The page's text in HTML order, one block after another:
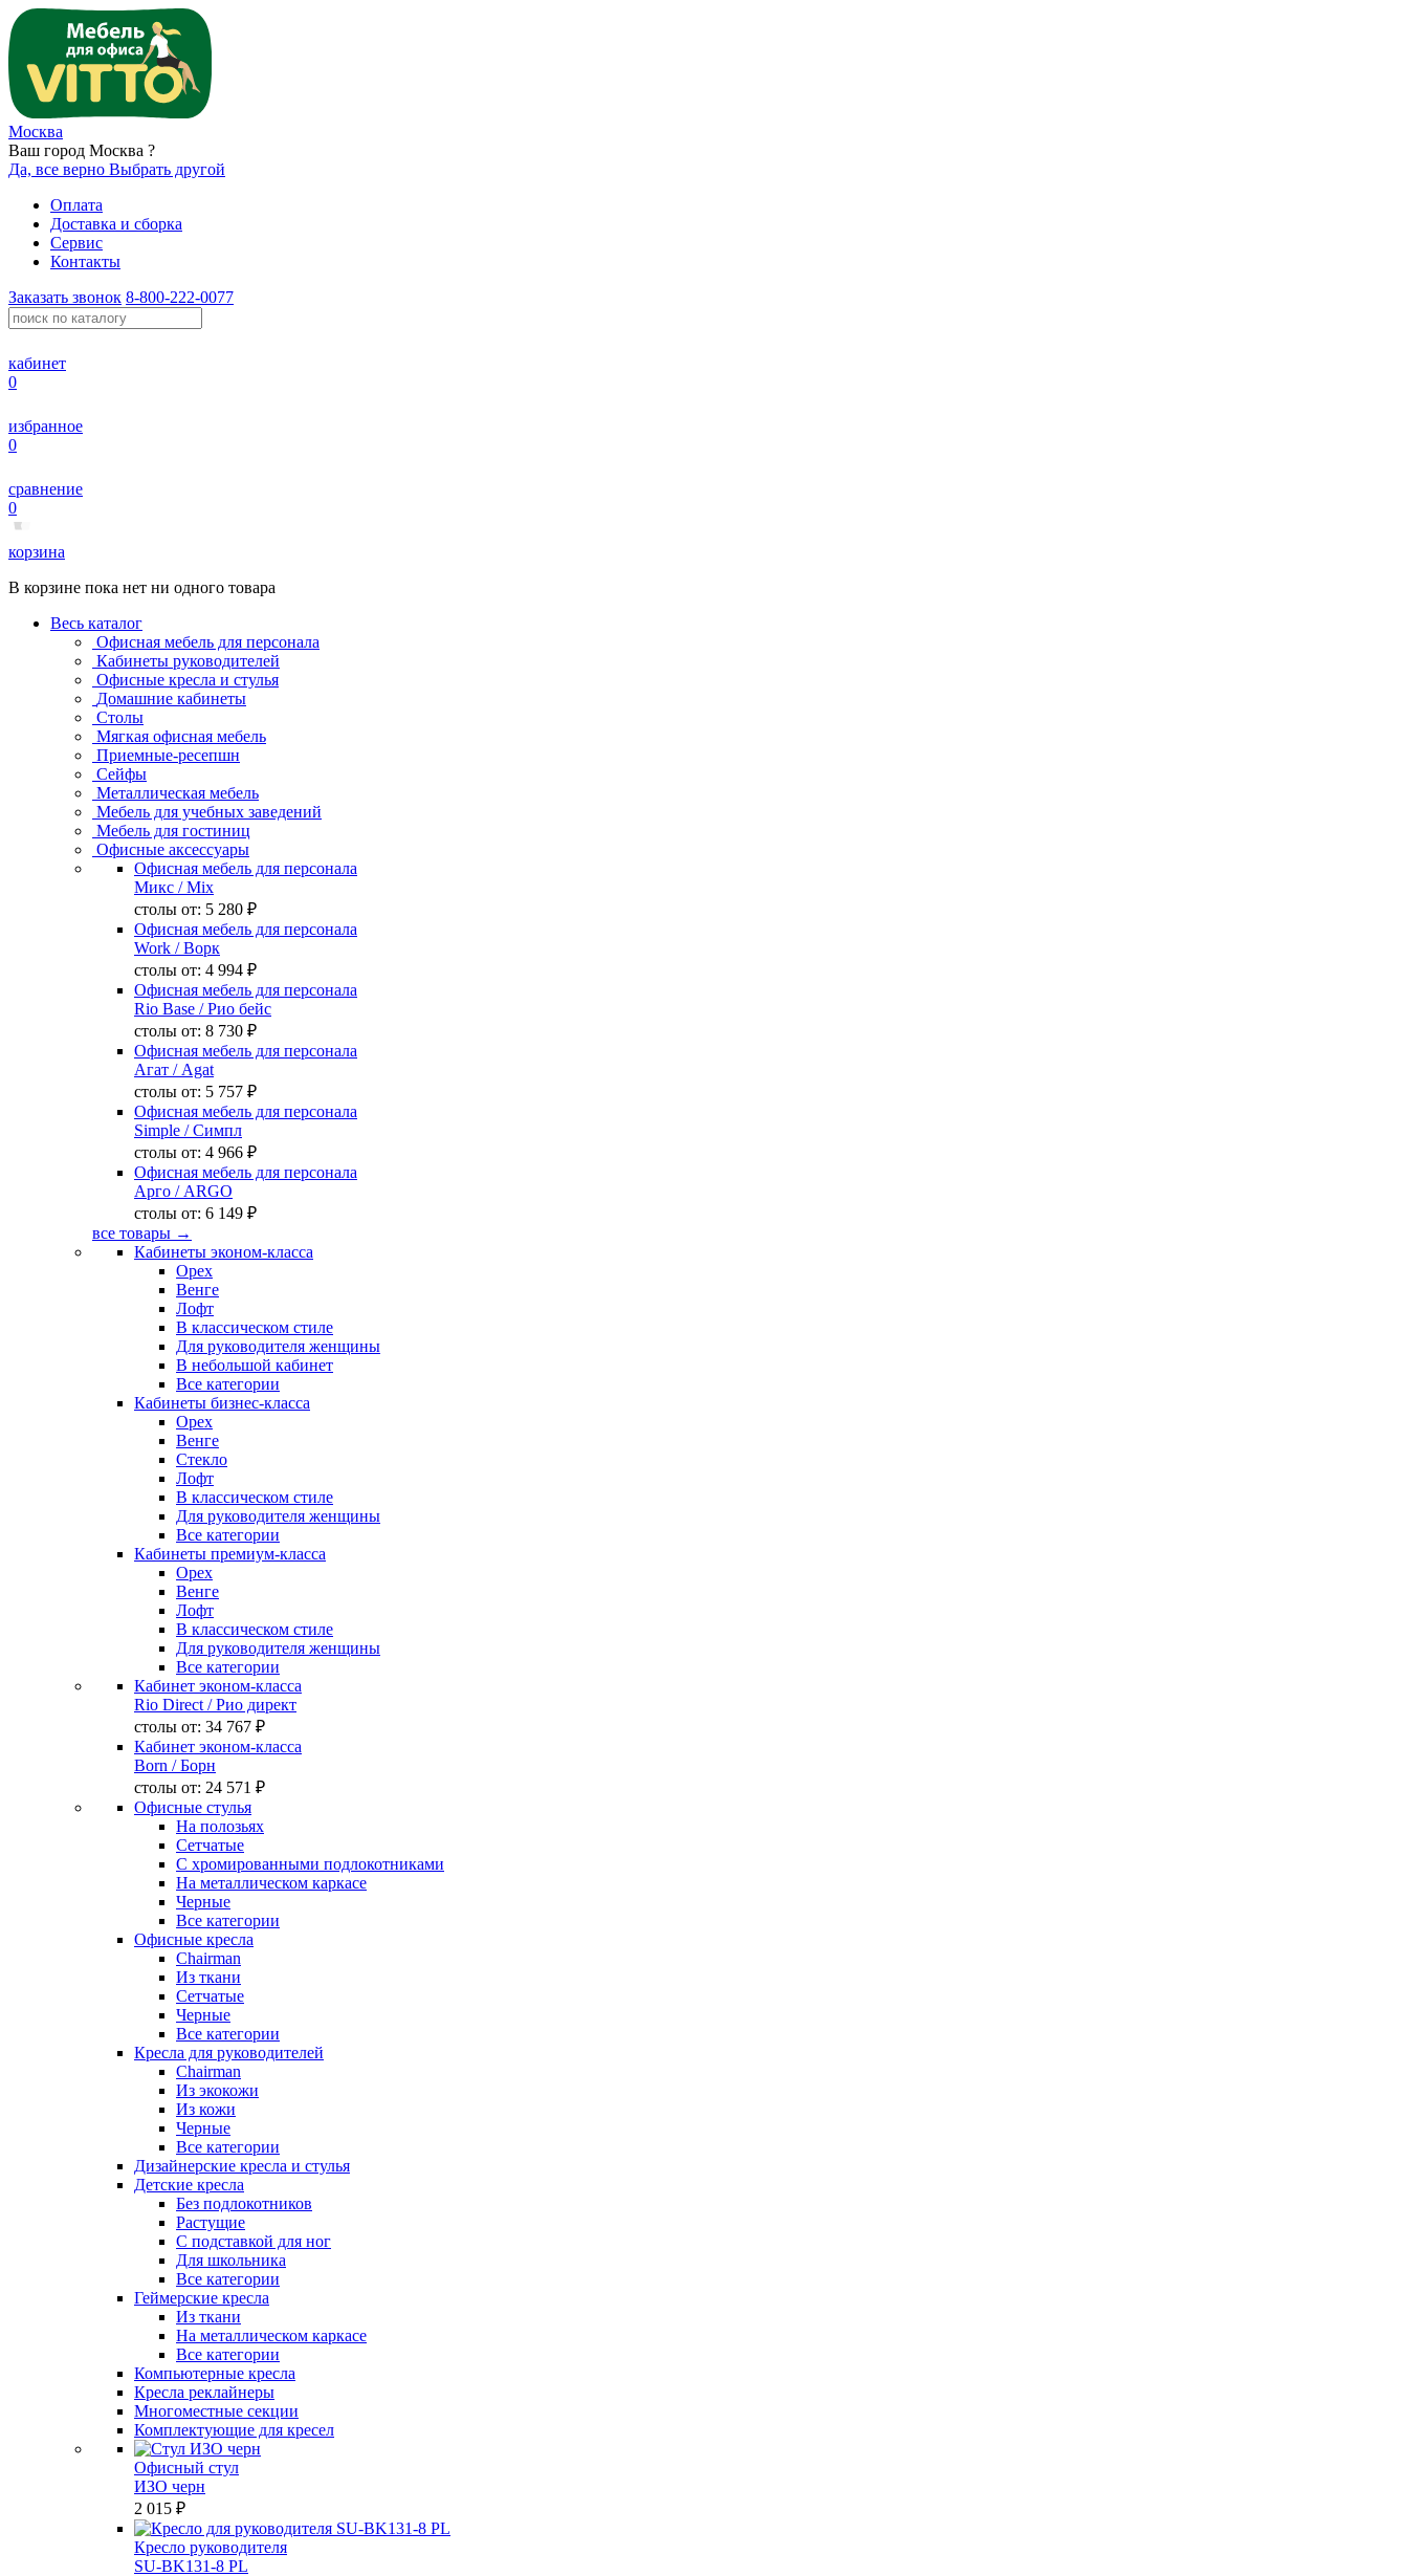
Москва
Ваш город Москва ?
Да, все верно Выбрать другой
Оплата
Доставка и сборка
Сервис
Контакты
Заказать звонок 8-800-222-0077
кабинет
0
избранное
0
сравнение
0
корзина
В корзине пока нет ни одного товара
Весь каталог
Офисная мебель для персонала
Кабинеты руководителей
Офисные кресла и стулья
Домашние кабинеты
Столы
Мягкая офисная мебель
Приемные-ресепшн
Сейфы
Металлическая мебель
Мебель для учебных заведений
Мебель для гостиниц
Офисные аксессуары
Офисная мебель для персонала
Микс / Mix
столы от: 5 280 ₽
Офисная мебель для персонала
Work / Ворк
столы от: 4 994 ₽
Офисная мебель для персонала
Rio Base / Рио бейс
столы от: 8 730 ₽
Офисная мебель для персонала
Агат / Agat
столы от: 5 757 ₽
Офисная мебель для персонала
Simple / Симпл
столы от: 4 966 ₽
Офисная мебель для персонала
Арго / ARGO
столы от: 6 149 ₽
все товары →
Кабинеты эконом-класса
Орех
Венге
Лофт
В классическом стиле
Для руководителя женщины
В небольшой кабинет
Все категории
Кабинеты бизнес-класса
Орех
Венге
Стекло
Лофт
В классическом стиле
Для руководителя женщины
Все категории
Кабинеты премиум-класса
Орех
Венге
Лофт
В классическом стиле
Для руководителя женщины
Все категории
Кабинет эконом-класса
Rio Direct / Рио директ
столы от: 34 767 ₽
Кабинет эконом-класса
Born / Борн
столы от: 24 571 ₽
Офисные стулья
На полозьях
Сетчатые
С хромированными подлокотниками
На металлическом каркасе
Черные
Все категории
Офисные кресла
Chairman
Из ткани
Сетчатые
Черные
Все категории
Кресла для руководителей
Chairman
Из экокожи
Из кожи
Черные
Все категории
Дизайнерские кресла и стулья
Детские кресла
Без подлокотников
Растущие
С подставкой для ног
Для школьника
Все категории
Геймерские кресла
Из ткани
На металлическом каркасе
Все категории
Компьютерные кресла
Кресла реклайнеры
Многоместные секции
Комплектующие для кресел
Офисный стул
ИЗО черн
2 015 ₽
Кресло руководителя
SU-BK131-8 PL